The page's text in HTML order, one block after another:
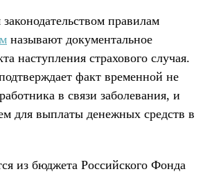
правилам
называют документальное
наступления страхового случая.
факт временной не
в связи заболевания, и
для выплаты денежных средств в
из бюджета Российского Фонда